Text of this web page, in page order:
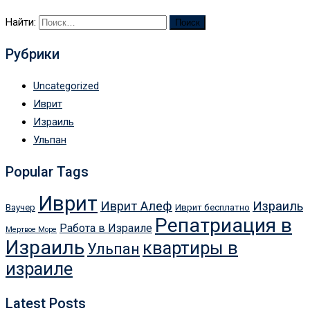
Найти:
Рубрики
Uncategorized
Иврит
Израиль
Ульпан
Popular Tags
Ваучер Иврит Иврит Алеф Иврит бесплатно Израиль
Мертвое Море Работа в Израиле Репатриация в
Израиль Ульпан квартиры в
израиле
Latest Posts